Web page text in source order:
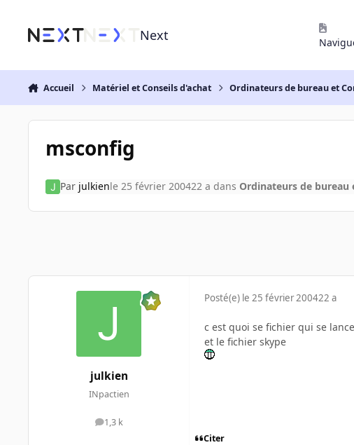
Next
Accueil Matériel et Conseils d'achat Ordinateurs de bureau et
msconfig
Par julkienle 25 février 200422 a dans Ordinateurs de bureau
julkien
INpactien
1,3 k
messages
Posté(e) le 25 février 200422 a
c est quoi se fichier qui se
et le fichier skype
Citer